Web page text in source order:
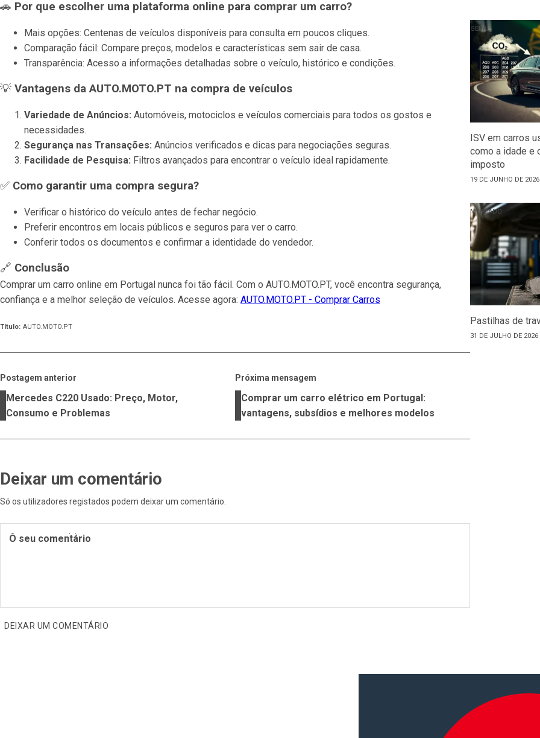
🚗 Por que escolher uma plataforma online para comprar um carro?
Mais opções: Centenas de veículos disponíveis para consulta em poucos cliques.
Comparação fácil: Compare preços, modelos e características sem sair de casa.
Transparência: Acesso a informações detalhadas sobre o veículo, histórico e condições.
💡 Vantagens da AUTO.MOTO.PT na compra de veículos
Variedade de Anúncios: Automóveis, motociclos e veículos comerciais para todos os gostos e
necessidades.
Segurança nas Transações: Anúncios verificados e dicas para negociações seguras.
Facilidade de Pesquisa: Filtros avançados para encontrar o veículo ideal rapidamente.
✅ Como garantir uma compra segura?
Verificar o histórico do veículo antes de fechar negócio.
Preferir encontros em locais públicos e seguros para ver o carro.
Conferir todos os documentos e confirmar a identidade do vendedor.
🔗 Conclusão
Comprar um carro online em Portugal nunca foi tão fácil. Com o AUTO.MOTO.PT, você encontra segurança,
confiança e a melhor seleção de veículos. Acesse agora: AUTO.MOTO.PT - Comprar Carros
Título: AUTO.MOTO.PT
Postagem anterior
Mercedes C220 Usado: Preço, Motor,
Consumo e Problemas
Próxima mensagem
Comprar um carro elétrico em Portugal:
vantagens, subsídios e melhores modelos
Deixar um comentário
Só os utilizadores registados podem deixar um comentário
O seu comentário
DEIXAR UM COMENTÁRIO
GERAL
ISV em carros
como a idade e
imposto
19 DE JUNHO DE 2026
MERCADO
Pastilhas de
31 DE JULHO DE 2026